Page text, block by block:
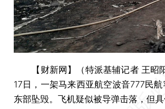
【财新网】（特派基辅记者 王昭
17日，一架马来西亚航空波音777民
东部坠毁。飞机疑似被导弹击落，但具